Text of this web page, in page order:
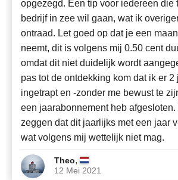
opgezegd. Een tip voor iedereen die
bedrijf in zee wil gaan, wat ik
ontraad. Let goed op dat je een
neemt, dit is volgens mij 0.50 cent
omdat dit niet duidelijk wordt
pas tot de ontdekking kom dat ik er
ingetrapt en -zonder me bewust te
een jaarabonnement heb afgesloten.
zeggen dat dit jaarlijks met een jaar
wat volgens mij wettelijk niet mag.
Theo,
12 Mei 2021